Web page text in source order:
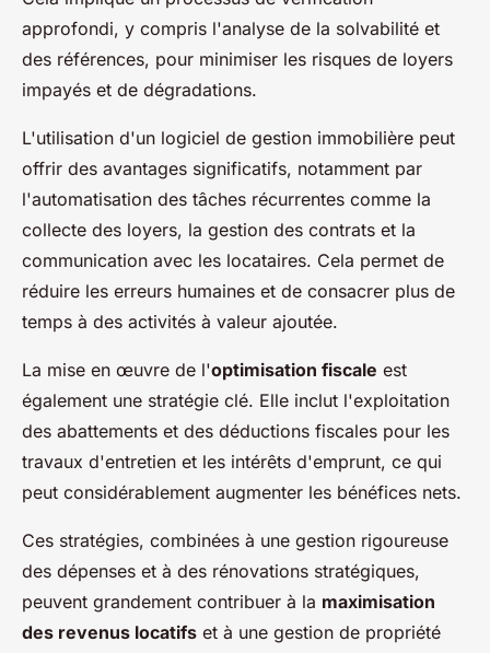
approfondi, y compris l'analyse de la solvabilité et
des références, pour minimiser les risques de loyers
impayés et de dégradations.
L'utilisation d'un logiciel de gestion immobilière peut
offrir des avantages significatifs, notamment par
l'automatisation des tâches récurrentes comme la
collecte des loyers, la gestion des contrats et la
communication avec les locataires. Cela permet de
réduire les erreurs humaines et de consacrer plus de
temps à des activités à valeur ajoutée.
La mise en œuvre de l'optimisation fiscale est
également une stratégie clé. Elle inclut l'exploitation
des abattements et des déductions fiscales pour les
travaux d'entretien et les intérêts d'emprunt, ce qui
peut considérablement augmenter les bénéfices nets.
Ces stratégies, combinées à une gestion rigoureuse
des dépenses et à des rénovations stratégiques,
peuvent grandement contribuer à la maximisation
des revenus locatifs et à une gestion de propriété